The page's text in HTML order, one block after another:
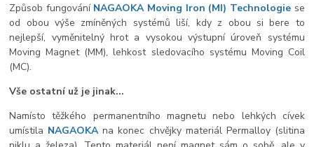
Způsob fungování NAGAOKA Moving Iron (MI) Technologie se
od obou výše zmíněných systémů liší, kdy z obou si bere to
nejlepší, vyměnitelný hrot a vysokou výstupní úroveň systému
Moving Magnet (MM), lehkost sledovacího systému Moving Coil
(MC).
Vše ostatní už je jinak...
Namísto těžkého permanentního magnetu nebo lehkých cívek
umístila NAGAOKAna konec chvějky materiál Permalloy (slitina